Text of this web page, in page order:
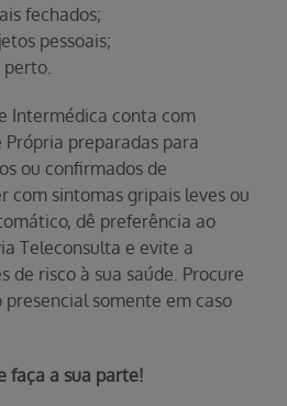
fechados;
pessoais;
perto.
Intermédica conta com
Própria preparadas para
ou confirmados de
com sintomas gripais leves ou
dê preferência ao
Teleconsulta e evite a
de risco à sua saúde. Procure
somente em caso
faça a sua parte!